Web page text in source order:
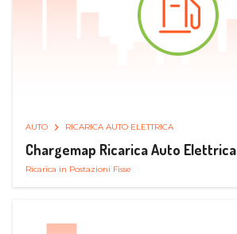
AUTO RICARICA AUTO ELETTRICA
Chargemap Ricarica Auto Elettrica
Ricarica in Postazioni Fisse